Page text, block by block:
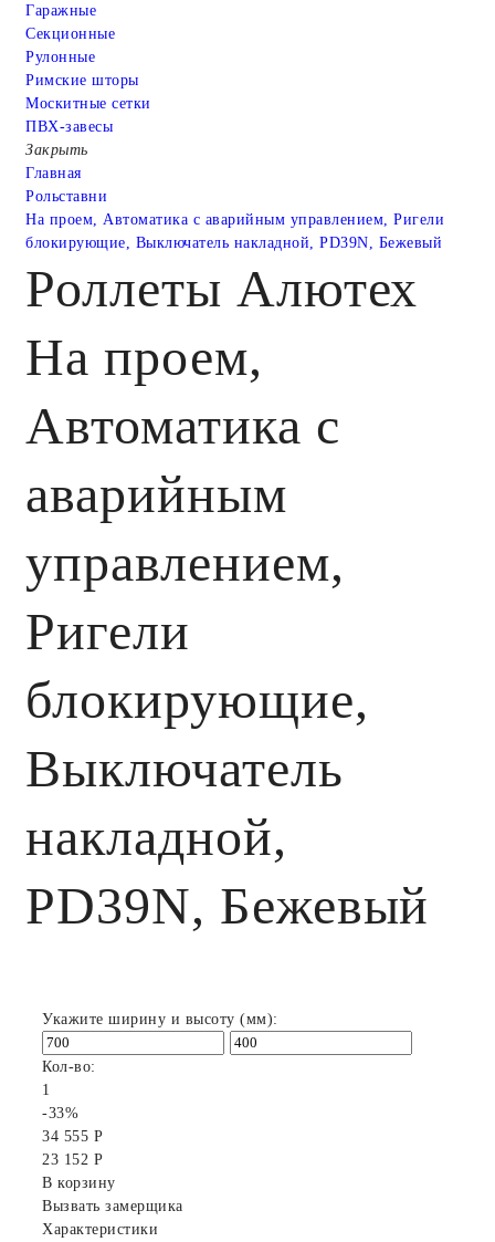
Гаражные
Cекционные
Рулонные
Римские шторы
Москитные сетки
ПВХ-завесы
Закрыть
Главная
Рольставни
На проем, Автоматика с аварийным управлением, Ригели
блокирующие, Выключатель накладной, PD39N, Бежевый
Роллеты Алютех
На проем,
Автоматика с
аварийным
управлением,
Ригели
блокирующие,
Выключатель
накладной,
PD39N, Бежевый
Укажите ширину и высоту (мм):
Кол-во:
1
-33%
34 555 Р
23 152 Р
В корзину
Вызвать замерщика
Характеристики